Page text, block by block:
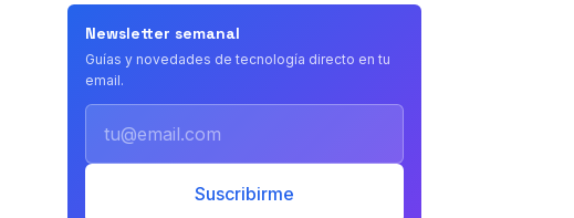
Newsletter semanal
Guías y novedades de tecnología directo en tu
email.
Suscribirme